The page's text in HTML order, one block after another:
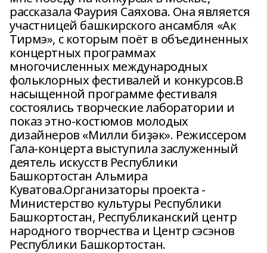
рассказала Фаурия Саяхова. Она является
участницей башкирского ансамбля «Ак
Тирмэ», с которым поёт в объединенных
концертных программах
многочисленных международных
фольклорных фестивалей и конкурсов.В
насыщенной программе фестиваля
состоялись творческие лаборатории и
показ этно-костюмов молодых
дизайнеров «Милли биҙәк». Режиссером
Гала-концерта выступила заслуженный
деятель искусств Республики
Башкортостан Альмира
Куватова.Организаторы проекта -
Министерство культуры Республики
Башкортостан, Республиканский центр
народного творчества и Центр сэсэнов
Республики Башкортостан.